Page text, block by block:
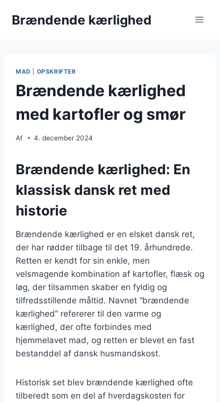
Brændende kærlighed
MAD OPSKRIFTER
Brændende kærlighed
med kartofler og smør
Af 4. december 2024
Brændende kærlighed: En
klassisk dansk ret med
historie
Brændende kærlighed er en elsket dansk ret,
der har rødder tilbage til det 19. århundrede.
Retten er kendt for sin enkle, men
velsmagende kombination af kartofler, flæsk og
løg, der tilsammen skaber en fyldig og
tilfredsstillende måltid. Navnet “brændende
kærlighed” refererer til den varme og
kærlighed, der ofte forbindes med
hjemmelavet mad, og retten er blevet en fast
bestanddel af dansk husmandskost.
Historisk set blev brændende kærlighed ofte
tilberedt som en del af hverdagskosten for